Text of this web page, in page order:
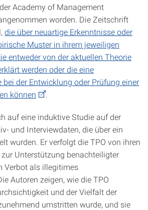
Academy of Management
worden. Die Zeitschrift
die über neuartige Erkenntnisse oder
Muster in ihrem jeweiligen
entweder von der aktuellen Theorie
werden oder die eine
bei der Entwicklung oder Prüfung einer
können
auf eine induktive Studie auf der
und Interviewdaten, die über ein
wurden. Er verfolgt die TPO von ihren
Unterstützung benachteiligter
Verbot als illegitimes
Autoren zeigen, wie die TPO
und der Vielfalt der
umstritten wurde, und sie